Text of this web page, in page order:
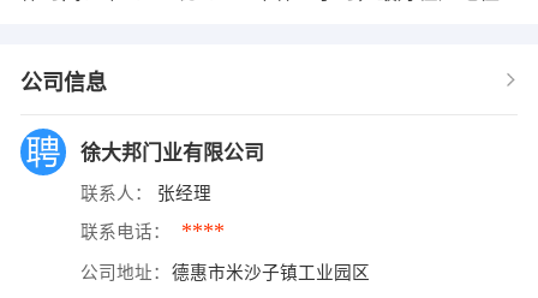
公司信息
徐大邦门业有限公司
联系人： 张经理
联系电话： ****
公司地址： 德惠市米沙子镇工业园区